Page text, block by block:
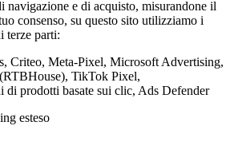
navigazione e di acquisto, misurandone il
consenso, su questo sito utilizziamo i
terze parti:
Criteo, Meta-Pixel, Microsoft Advertising,
TikTok Pixel,
di prodotti basate sui clic, Ads Defender
esteso